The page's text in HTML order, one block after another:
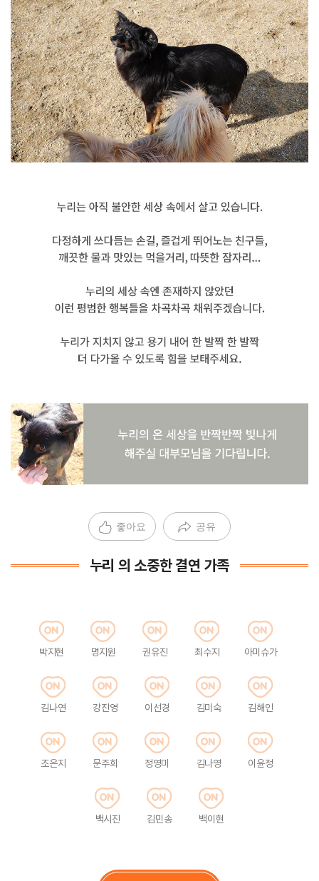
좋아요 공유
누리 의 소중한 결연 가족
박지현 명지원 권유진 최수지 아미슈가
김나연 강진영 이선경 김미숙 김해인
조은지 문주희 정영미 김나영 이윤정
백시진 김민송 백이현